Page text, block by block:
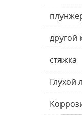
другой
стяжка
Глухой